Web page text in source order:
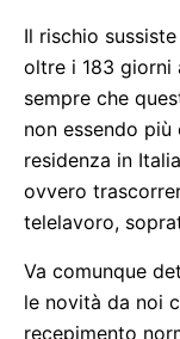
Il rischio
oltre i 183 giorni
sempre che
non essendo
residenza in
ovvero
telelavoro,
Va comunque
le novità da noi
recepimento